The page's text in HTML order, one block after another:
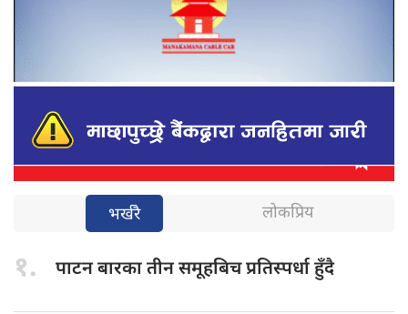
भर्खरै लोकप्रिय
१. पाटन बारकातीन समूहबिच प्रतिस्पर्धा हुँदै